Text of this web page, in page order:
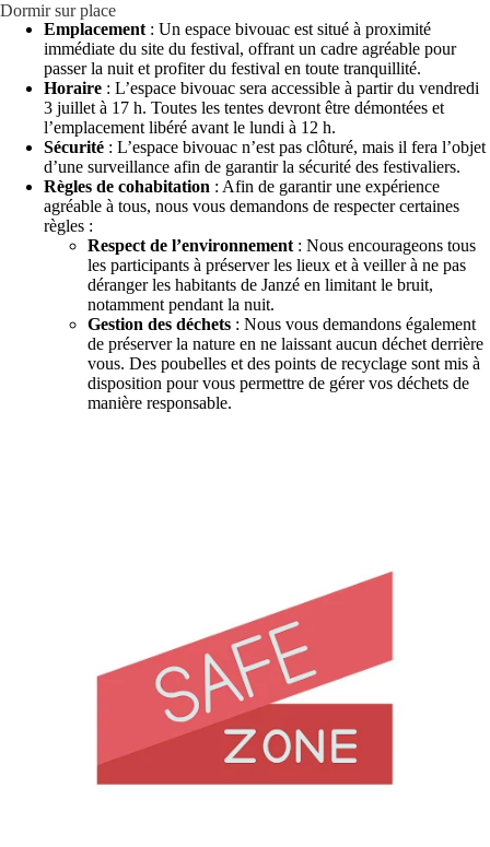
Dormir sur place
Emplacement: Un espace bivouac est situé à proximité
immédiate du site du festival, offrant un cadre agréable pour
passer la nuit et profiter du festival en toute tranquillité.
Horaire : L’espace bivouac sera accessible à partir du vendredi
3 juillet à 17 h. Toutes les tentes devront être démontées et
l’emplacement libéré avant le lundi à 12 h.
Sécurité : L’espace bivouac n’est pas clôturé, mais il fera l’objet
d’une surveillance afin de garantir la sécurité des festivaliers.
Règles de cohabitation : Afin de garantir une expérience
agréable à tous, nous vous demandons de respecter certaines
règles :
Respect de l’environnement: Nous encourageons tous
les participants à préserver les lieux et à veiller à ne pas
déranger les habitants de Janzé en limitant le bruit,
notamment pendant la nuit.
Gestion des déchets : Nous vous demandons également
de préserver la nature en ne laissant aucun déchet derrière
vous. Des poubelles et des points de recyclage sont mis à
disposition pour vous permettre de gérer vos déchets de
manière responsable.